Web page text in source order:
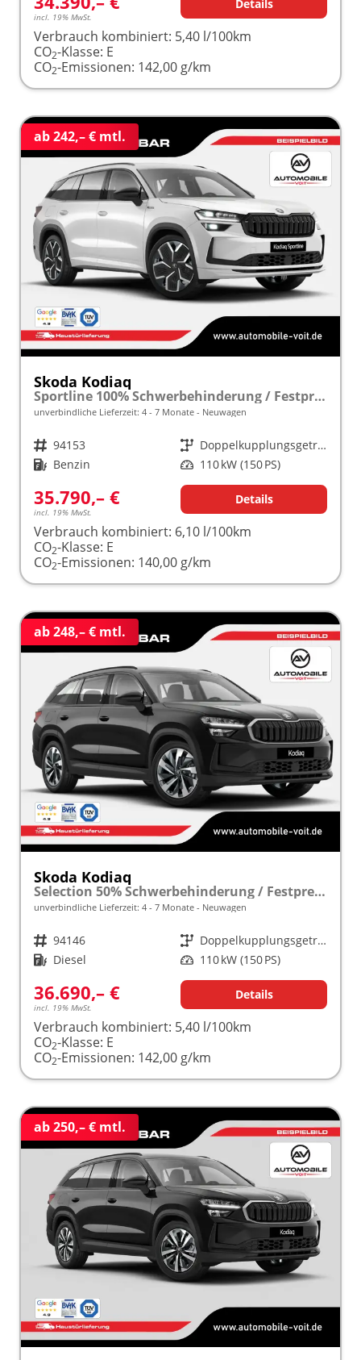
incl. 19% MwSt.
Details
Verbrauch kombiniert: 5,40 l/100km
CO2-Klasse: E
CO2-Emissionen: 142,00 g/km
ab 242,– € mtl.
Skoda Kodiaq
Sportline 100% Schwerbehinderung / Festpreisgarantie* Modelljahr 1.5 TSI Mild-Hybrid 150PS DSG "Sonderangebot bei Schwerbehinderung" frei konfigurierbar!
unverbindliche Lieferzeit: 4 - 7 Monate Neuwagen
Fahrzeugnr. 94153 Getriebe
Doppelkupplungsgetriebe (DSG)
Kraftstoff Benzin Leistung 110 kW (150 PS)
35.790,– €
incl. 19% MwSt.
Details
Verbrauch kombiniert: 6,10 l/100km
CO2-Klasse: E
CO2-Emissionen: 140,00 g/km
ab 248,– € mtl.
Skoda Kodiaq
Selection 50% Schwerbehinderung / Festpreisgarantie* Modelljahr 2.0 TDI 150PS DSG "Sonderangebot bei Schwerbehinderung" frei konfigurierbar!
unverbindliche Lieferzeit: 4 - 7 Monate Neuwagen
Fahrzeugnr. 94146 Getriebe
Doppelkupplungsgetriebe (DSG)
Kraftstoff Diesel Leistung 110 kW (150 PS)
36.690,– €
incl. 19% MwSt.
Details
Verbrauch kombiniert: 5,40 l/100km
CO2-Klasse: E
CO2-Emissionen: 142,00 g/km
ab 250,– € mtl.